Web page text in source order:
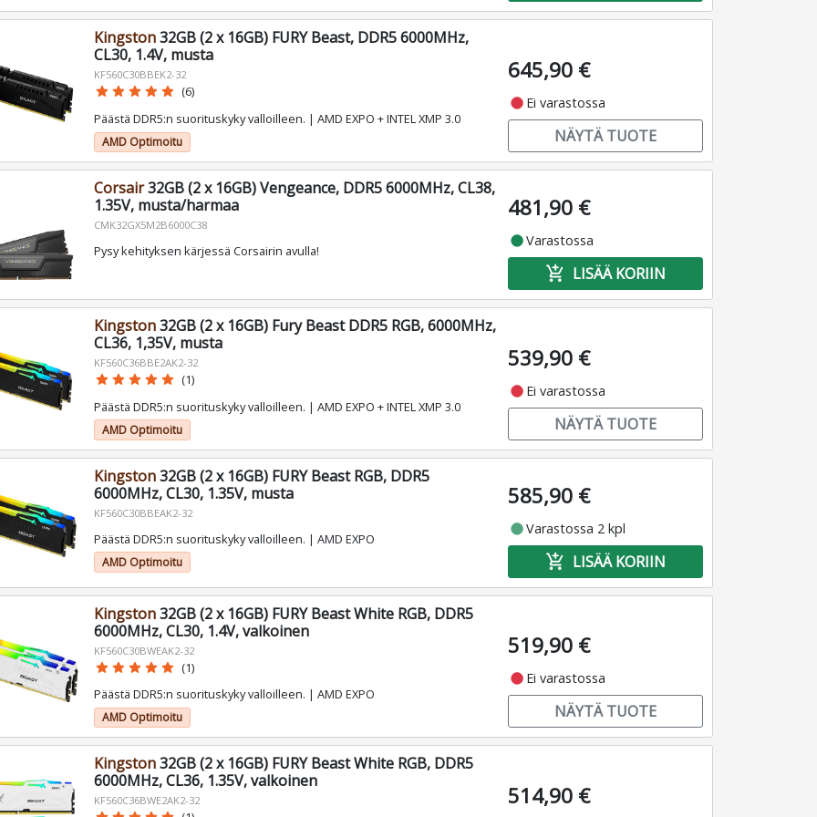
Kingston32GB (2 x 16GB) FURY Beast, DDR5 6000MHz,
CL30, 1.4V, musta
KF560C30BBEK2-32
star star star star star (6)
Päästä DDR5:n suorituskyky valloilleen. | AMD EXPO + INTEL XMP 3.0
AMD Optimoitu
645,90 €
fiber_manual_record Ei varastossa
NÄYTÄ TUOTE
Corsair32GB (2 x 16GB) Vengeance, DDR5 6000MHz, CL38,
1.35V, musta/harmaa
CMK32GX5M2B6000C38
Pysy kehityksen kärjessä Corsairin avulla!
481,90 €
fiber_manual_recordVarastossa
add_shopping_cart LISÄÄ KORIIN
Kingston32GB (2 x 16GB) Fury Beast DDR5 RGB, 6000MHz,
CL36, 1,35V, musta
KF560C36BBE2AK2-32
star star star star star (1)
Päästä DDR5:n suorituskyky valloilleen. | AMD EXPO + INTEL XMP 3.0
AMD Optimoitu
539,90 €
fiber_manual_record Ei varastossa
NÄYTÄ TUOTE
Kingston32GB (2 x 16GB) FURY Beast RGB, DDR5
6000MHz, CL30, 1.35V, musta
KF560C30BBEAK2-32
Päästä DDR5:n suorituskyky valloilleen. | AMD EXPO
AMD Optimoitu
585,90 €
fiber_manual_recordVarastossa 2 kpl
add_shopping_cart LISÄÄ KORIIN
Kingston32GB (2 x 16GB) FURY Beast White RGB, DDR5
6000MHz, CL30, 1.4V, valkoinen
KF560C30BWEAK2-32
star star star star star (1)
Päästä DDR5:n suorituskyky valloilleen. | AMD EXPO
AMD Optimoitu
519,90 €
fiber_manual_record Ei varastossa
NÄYTÄ TUOTE
Kingston32GB (2 x 16GB) FURY Beast White RGB, DDR5
6000MHz, CL36, 1.35V, valkoinen
KF560C36BWE2AK2-32 514,90 €